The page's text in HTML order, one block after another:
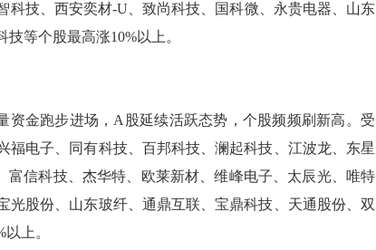
技、西安奕材-U、致尚科技、国科微、永贵电器、山东
等个股最高涨10%以上。
金跑步进场，A股延续活跃态势，个股频频刷新高。受
电子、同有科技、百邦科技、澜起科技、江波龙、东星
信科技、杰华特、欧莱新材、维峰电子、太辰光、唯特
股份、山东玻纤、通鼎互联、宝鼎科技、天通股份、双
上。